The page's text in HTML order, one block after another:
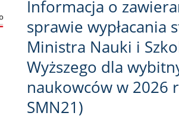
Informacja o
sprawie wypłacania
Ministra Nauki i
Wyższego dla
naukowców w 2026
SMN21)